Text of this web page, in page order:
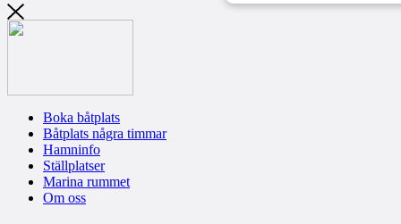
Boka båtplats
Båtplats några timmar
Hamninfo
Ställplatser
Marina rummet
Om oss